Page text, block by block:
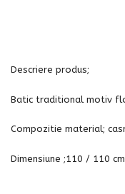
Descriere produs;
Batic traditional motiv
Compozitie material;
Dimensiune ;110 / 110